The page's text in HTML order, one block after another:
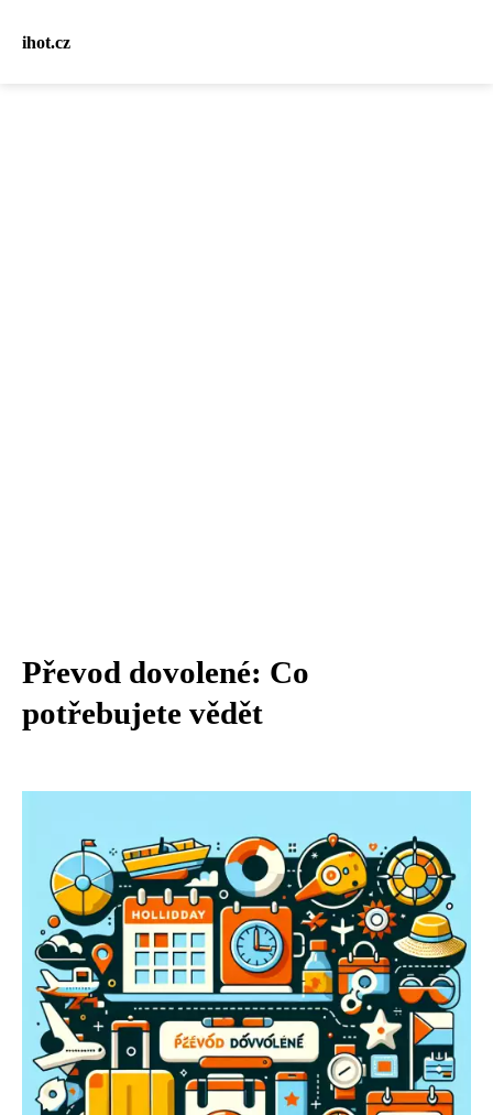
ihot.cz
Převod dovolené: Co
potřebujete vědět